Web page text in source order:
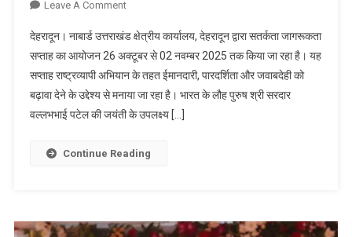
Leave A CommentOn
में
जिला
कार्यालयों
के
माध्यम
जन-
देहरादून। नाबार्ड उत्तराखंड क्षेत्रीय कार्यालय, देहरादून द्वारा सतर्कता जागरूकता
सप्ताह का आयोजन 26 अक्टूबर से 02 नवम्बर 2025 तक किया जा रहा है। यह
सप्ताह राष्ट्रव्यापी अभियान के तहत ईमानदारी, पारदर्शिता और जवाबदेही को
बढ़ावा देने के उद्देश्य से मनाया जा रहा है। भारत के लौह पुरुष श्री सरदार
वल्लभभाई पटेल की जयंती के उपलक्ष्य […]
Continue Reading